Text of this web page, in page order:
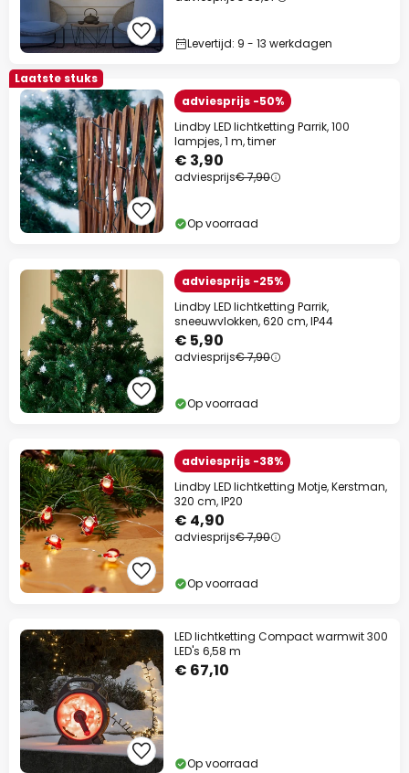
Levertijd: 9 - 13 werkdagen
Laatste stuks
adviesprijs -50%
Lindby LED lichtketting Parrik, 100
lampjes, 1 m, timer
€ 3,90
adviesprijs€ 7,90
Op voorraad
adviesprijs -25%
Lindby LED lichtketting Parrik,
sneeuwvlokken, 620 cm, IP44
€ 5,90
adviesprijs€ 7,90
Op voorraad
adviesprijs -38%
Lindby LED lichtketting Motje, Kerstman,
320 cm, IP20
€ 4,90
adviesprijs€ 7,90
Op voorraad
LED lichtketting Compact warmwit 300
LED's 6,58 m
€ 67,10
Op voorraad